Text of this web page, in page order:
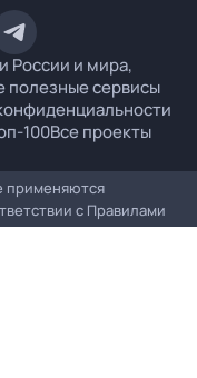
России и мира,
полезные сервисы
100Все проекты
применяются
с Правилами